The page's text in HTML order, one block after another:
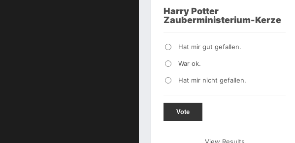
Harry Potter
Zauberministerium-Kerze
Hat mir gut gefallen.
War ok.
Hat mir nicht gefallen.
Vote